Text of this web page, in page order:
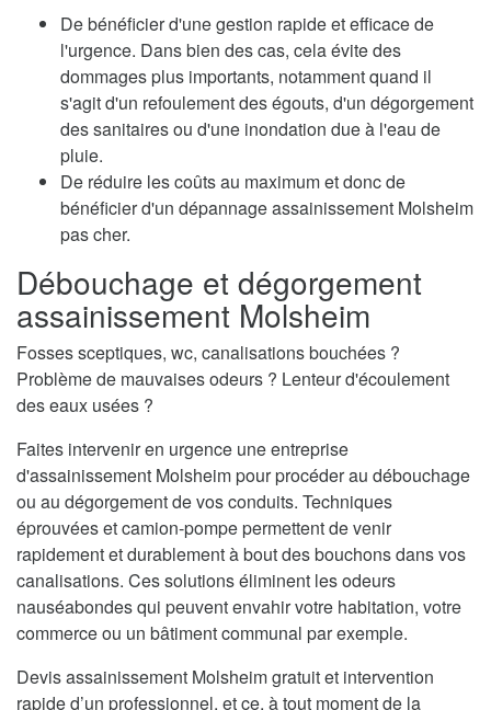
De bénéficier d'une gestion rapide et efficace de
l'urgence. Dans bien des cas, cela évite des
dommages plus importants, notamment quand il
s'agit d'un refoulement des égouts, d'un dégorgement
des sanitaires ou d'une inondation due à l'eau de
pluie.
De réduire les coûts au maximum et donc de
bénéficier d'un dépannage assainissement Molsheim
pas cher.
Débouchage et dégorgement
assainissement Molsheim
Fosses sceptiques, wc, canalisations bouchées ?
Problème de mauvaises odeurs ? Lenteur d'écoulement
des eaux usées ?
Faites intervenir en urgence une entreprise
d'assainissement Molsheim pour procéder au débouchage
ou au dégorgement de vos conduits. Techniques
éprouvées et camion-pompe permettent de venir
rapidement et durablement à bout des bouchons dans vos
canalisations. Ces solutions éliminent les odeurs
nauséabondes qui peuvent envahir votre habitation, votre
commerce ou un bâtiment communal par exemple.
Devis assainissement Molsheim gratuit et intervention
rapide d’un professionnel, et ce, à tout moment de la